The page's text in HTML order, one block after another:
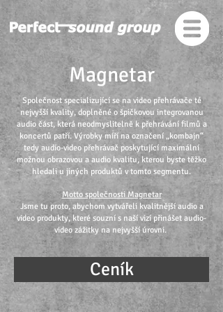
Magnetar
Společnost specializující se na video přehrávače té
nejvyšší kvality, doplněné o špičkovou integrovanou
audio část, která neodmyslitelně k přehrávání filmů a
koncertů patří. Výrobky míří na označení „kombajn“
tedy audio-video přehrávač poskytující maximální
možnou obrazovou a audio kvalitu, kterou byste těžko
hledali u jiných produktů v tomto segmentu.
Motto společnosti Magnetar
Jsme tu proto, abychom vytvářeli kvalitnější audio a
video produkty, které souzní s naší vizí přinášet audio-
video zážitky na nejvyšší úrovni.
Ceník